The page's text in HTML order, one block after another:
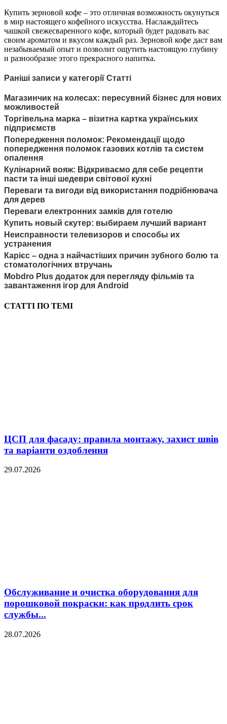
Купить зерновой кофе – это отличная возможность окунуться
в мир настоящего кофейного искусства. Наслаждайтесь
чашкой свежесваренного кофе, который будет радовать вас
своим ароматом и вкусом каждый раз. Зерновой кофе даст вам
незабываемый опыт и позволит ощутить настоящую глубину
и разнообразие этого прекрасного напитка.
Раніші записи у категорії Статті
Магазинчик на колесах: пересувний бізнес для нових
можливостей
Торгівельна марка – візитна картка українських
підприємств
Попередження поломок: Рекомендації щодо
попередження поломок газових котлів та систем
опалення
Кулінарний вояж: Відкриваємо для себе рецепти
пасти та інші шедеври світової кухні
Переваги та вигоди від використання подрібнювача
для дерев
Переваги електронних замків для готелю
Купить новый скутер: выбираем лучший вариант
Неисправности телевизоров и способы их
устранения
Карієс – одна з найчастіших причин зубного болю та
стоматологічних втручань
Mobdro Plus додаток для перегляду фільмів та
завантаження ігор для Android
СТАТТІ ПО ТЕМІ
ЦСП для фасаду: правила монтажу, захист швів
та варіанти оздоблення
29.07.2026
Обслуживание и очистка оборудования для
порошковой покраски: как продлить срок
службы...
28.07.2026